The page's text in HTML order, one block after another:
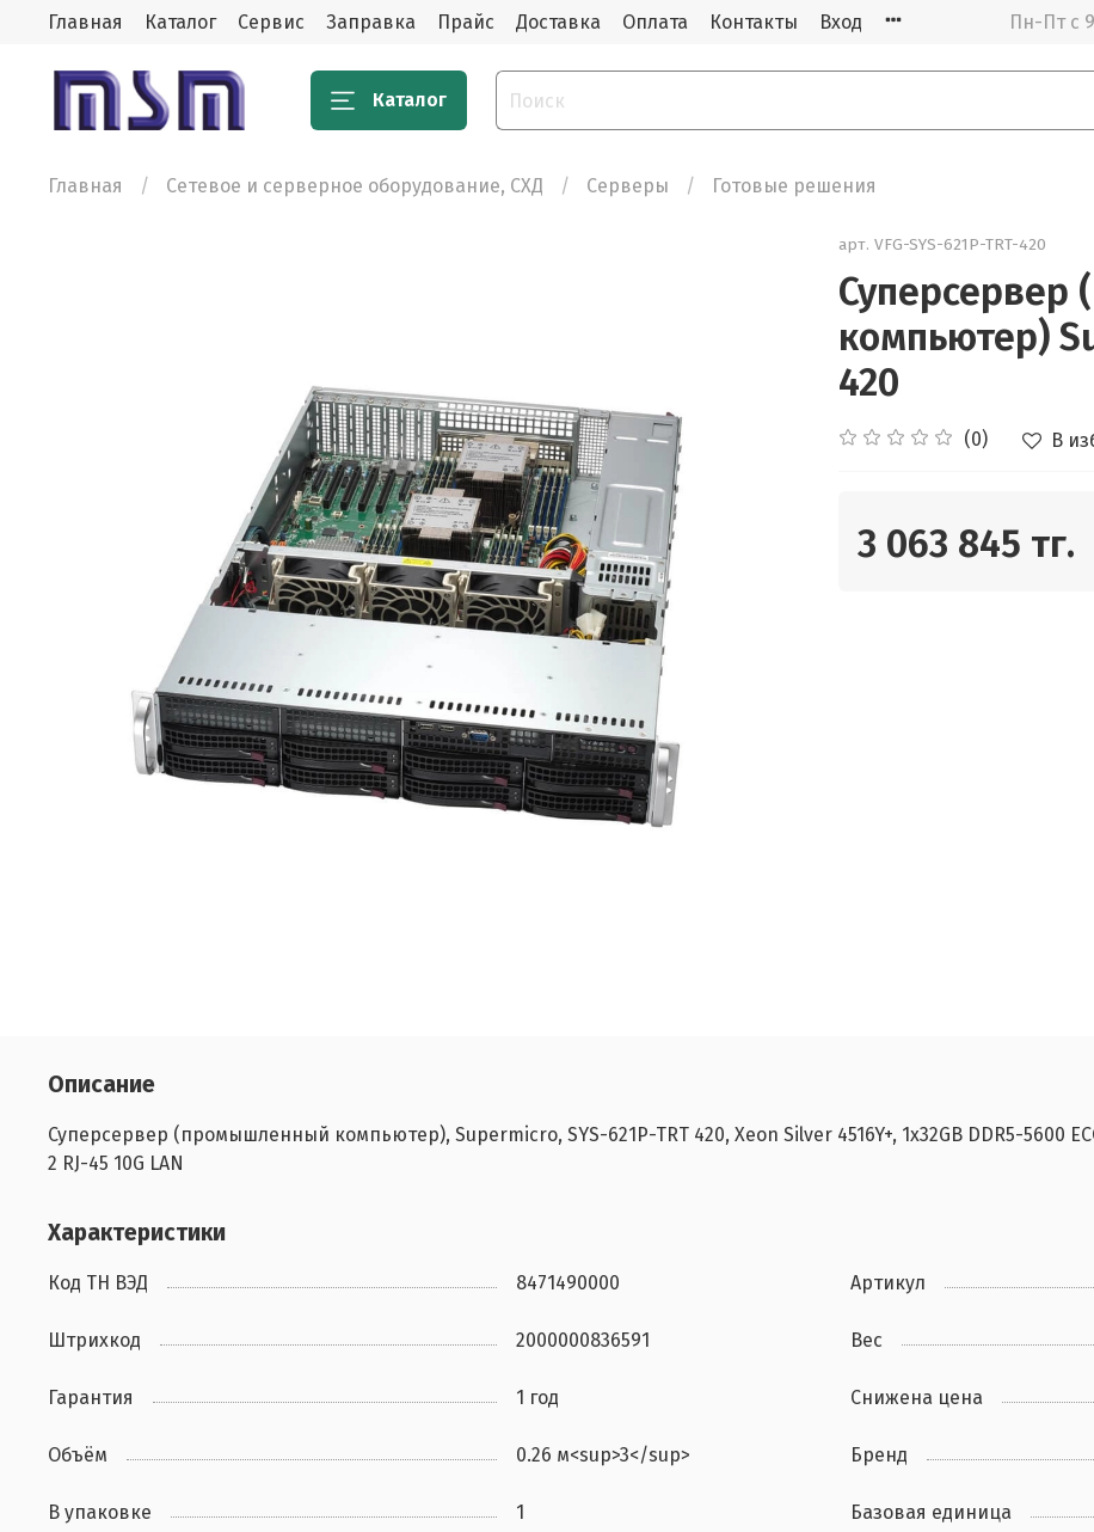
Главная Каталог Сервис Заправка Прайс Доставка Оплата Контакты Вход Пн-Пт с
Каталог
Главная Сетевое и серверное оборудование, СХД Cерверы Готовые решения
арт. VFG-SYS-621P-TRT-420
компьютер)
420
(0) В
3 063 845 тг.
Описание
Суперсервер (промышленный компьютер), Supermicro, SYS-621P-TRT 420, Xeon Silver 4516Y+, 1x32GB DDR5-5600
2 RJ-45 10G LAN
Характеристики
Код ТН ВЭД 8471490000 Артикул
Штрихкод 2000000836591 Вес
Гарантия 1 год Снижена цена
Объём 0.26 м<sup>3</sup> Бренд
В упаковке 1 Базовая единица